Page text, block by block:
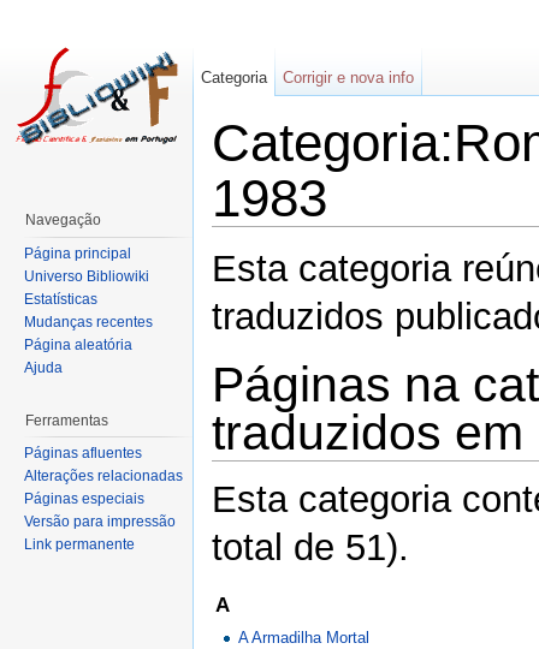
1983
Esta categoria
traduzidos
Páginas na
traduzidos em
Esta categoria
total de 51).
A
A Armadilha Mortal
Categoria Corrigir e nova info
Navegação
Página principal
Universo Bibliowiki
Estatísticas
Mudanças recentes
Página aleatória
Ajuda
Ferramentas
Páginas afluentes
Alterações relacionadas
Páginas especiais
Versão para impressão
Link permanente